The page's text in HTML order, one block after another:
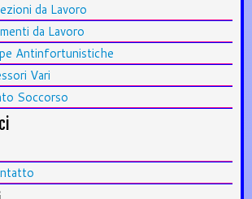
da Lavoro
da Lavoro
Antinfortunistiche
Vari
Soccorso